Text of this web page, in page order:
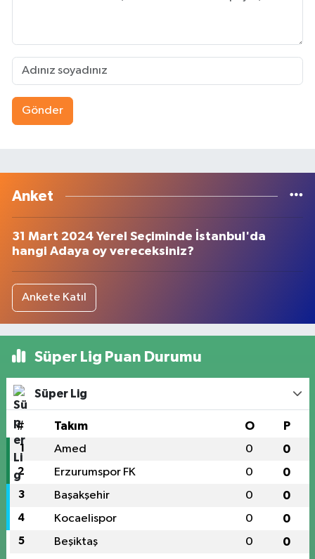
Gönder
Anket
31 Mart 2024 Yerel Seçiminde İstanbul'da
hangi Adaya oy vereceksiniz?
Ankete Katıl
Süper Lig Puan Durumu
Süper Lig
# Takım O P
1 Amed 0 0
2 Erzurumspor FK 0 0
3 Başakşehir 0 0
4 Kocaelispor 0 0
5 Beşiktaş 0 0